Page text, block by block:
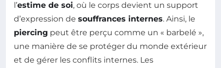
l’estime de soi, où le corps devient un support
d’expression de souffrances internes. Ainsi, le
piercing peut être perçu comme un « barbelé »,
une manière de se protéger du monde extérieur
et de gérer les conflits internes. Les